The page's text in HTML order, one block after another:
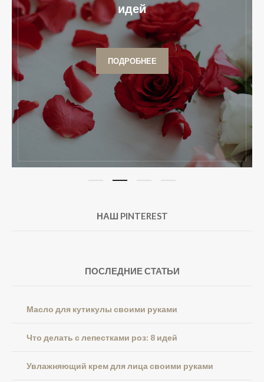
идей
ПОДРОБНЕЕ
НАШ PINTEREST
ПОСЛЕДНИЕ СТАТЬИ
Масло для кутикулы своими руками
Что делать с лепестками роз: 8 идей
Увлажняющий крем для лица своими руками